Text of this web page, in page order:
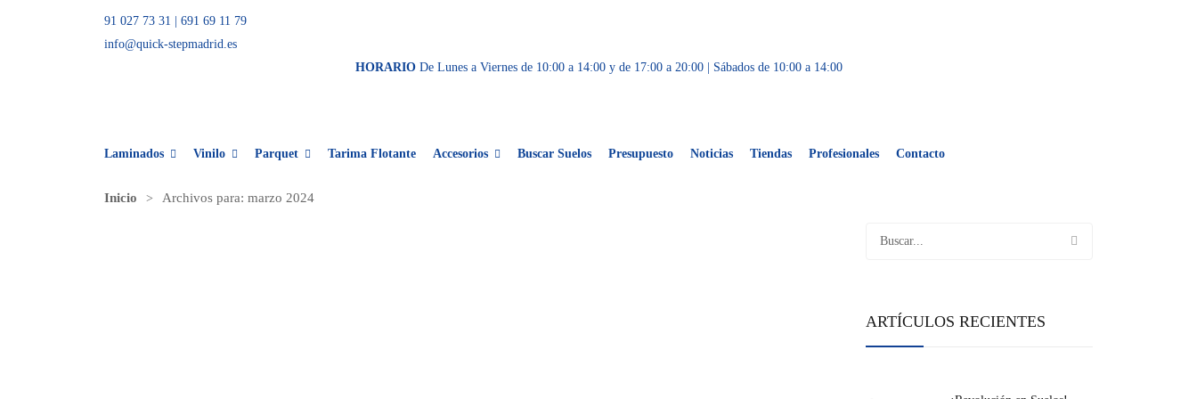
91 027 73 31
691 69 11 79
info@quick-stepmadrid.es
HORARIO De Lunes a Viernes de 10:00 a 14:00 y de 17:00 a 20:00 | Sábados de 10:00 a 14:00
Laminados Vinilo Parquet Tarima Flotante Accesorios Buscar Suelos Presupuesto Noticias Tiendas Profesionales Contacto
Inicio Archivos para: marzo 2024
ARTÍCULOS RECIENTES